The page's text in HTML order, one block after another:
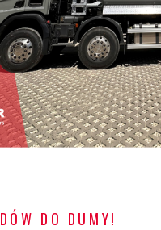
DO DUMY!